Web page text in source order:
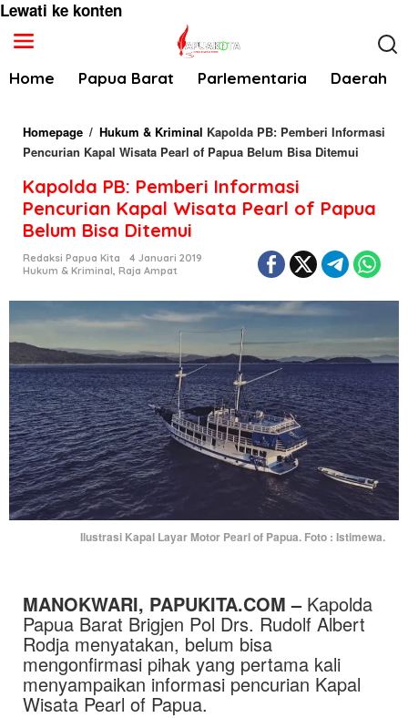
Lewati ke konten
Home Papua Barat Parlementaria Daerah
Homepage / Hukum & Kriminal Kapolda PB: Pemberi Informasi
Pencurian Kapal Wisata Pearl of Papua Belum Bisa Ditemui
Kapolda PB: Pemberi Informasi
Pencurian Kapal Wisata Pearl of Papua
Belum Bisa Ditemui
Redaksi Papua Kita
4 Januari 2019
Hukum & Kriminal, Raja Ampat
Ilustrasi Kapal Layar Motor Pearl of Papua. Foto : Istimewa.
MANOKWARI, PAPUKITA.COM – Kapolda
Papua Barat Brigjen Pol Drs. Rudolf Albert
Rodja menyatakan, belum bisa
mengonfirmasi pihak yang pertama kali
menyampaikan informasi pencurian Kapal
Wisata Pearl of Papua.